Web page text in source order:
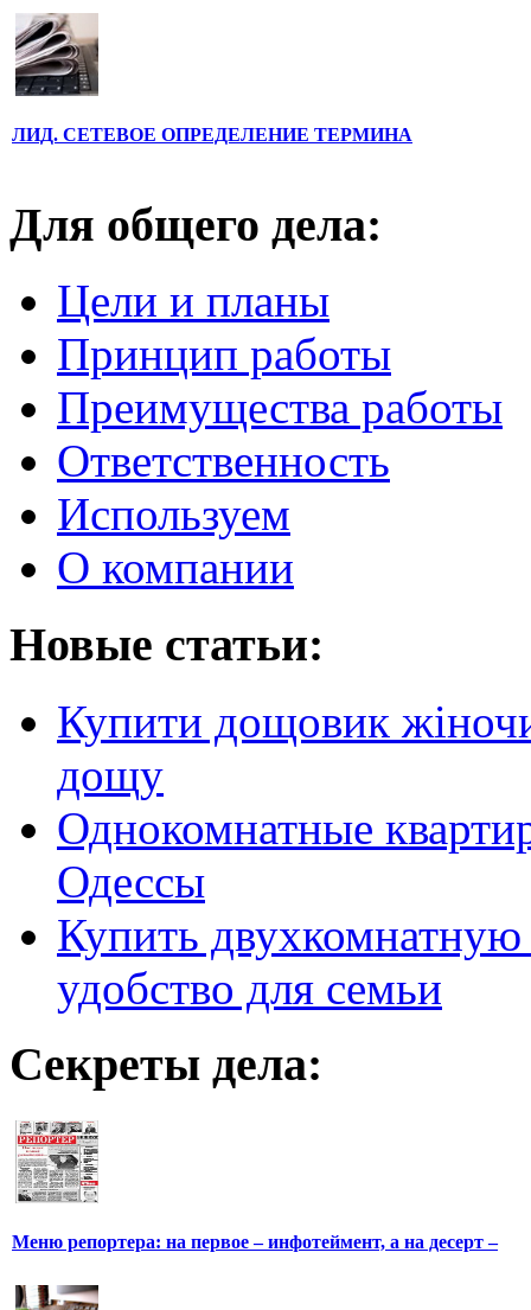
ЛИД. СЕТЕВОЕ ОПРЕДЕЛЕНИЕ ТЕРМИНА
Для общего дела:
Цели и планы
Принцип работы
Преимущества работы
Ответственность
Используем
О компании
Новые статьи:
Купити дощовик
дощу
Однокомнатные
Одессы
Купить
удобство для семьи
Секреты дела:
Меню репортера: на первое – инфотеймент, а на десерт –